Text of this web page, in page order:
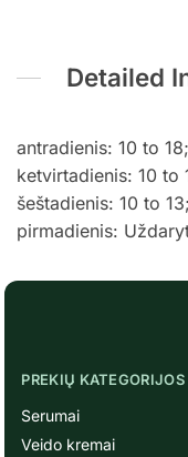
Detailed
antradienis: 10 to
ketvirtadienis: 10 to
šeštadienis: 10 to
pirmadienis:
PREKIŲ KATEGORIJOS
Serumai
Veido kremai